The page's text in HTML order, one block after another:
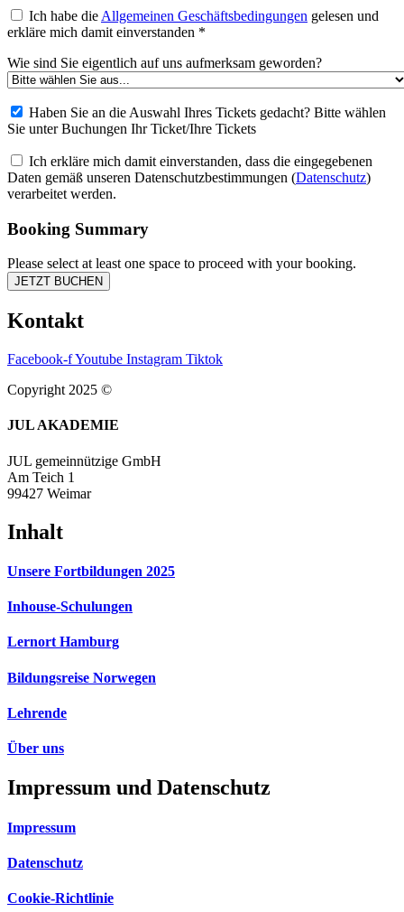
Ich habe die Allgemeinen Geschäftsbedingungen gelesen und
erkläre mich damit einverstanden *
Wie sind Sie eigentlich auf uns aufmerksam geworden?
Haben Sie an die Auswahl Ihres Tickets gedacht? Bitte wählen
Sie unter Buchungen Ihr Ticket/Ihre Tickets
Ich erkläre mich damit einverstanden, dass die eingegebenen
Daten gemäß unseren Datenschutzbestimmungen (Datenschutz)
verarbeitet werden.
Booking Summary
Please select at least one space to proceed with your booking.
Kontakt
Facebook-fYoutube Instagram Tiktok
Copyright 2025 ©
JUL AKADEMIE
JUL gemeinnützige GmbH
Am Teich 1
99427 Weimar
Inhalt
Unsere Fortbildungen 2025
Inhouse-Schulungen
Lernort Hamburg
Bildungsreise Norwegen
Lehrende
Über uns
Impressum und Datenschutz
Impressum
Datenschutz
Cookie-Richtlinie